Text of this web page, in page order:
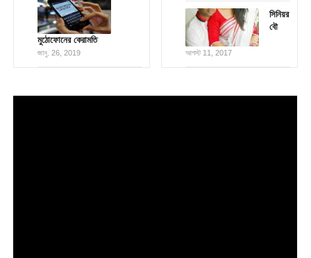
মুঠোফোনের কেরামতি
জানু. 26, 2019
সিনিয়র
বৌ
আগস্ট 11, 2017